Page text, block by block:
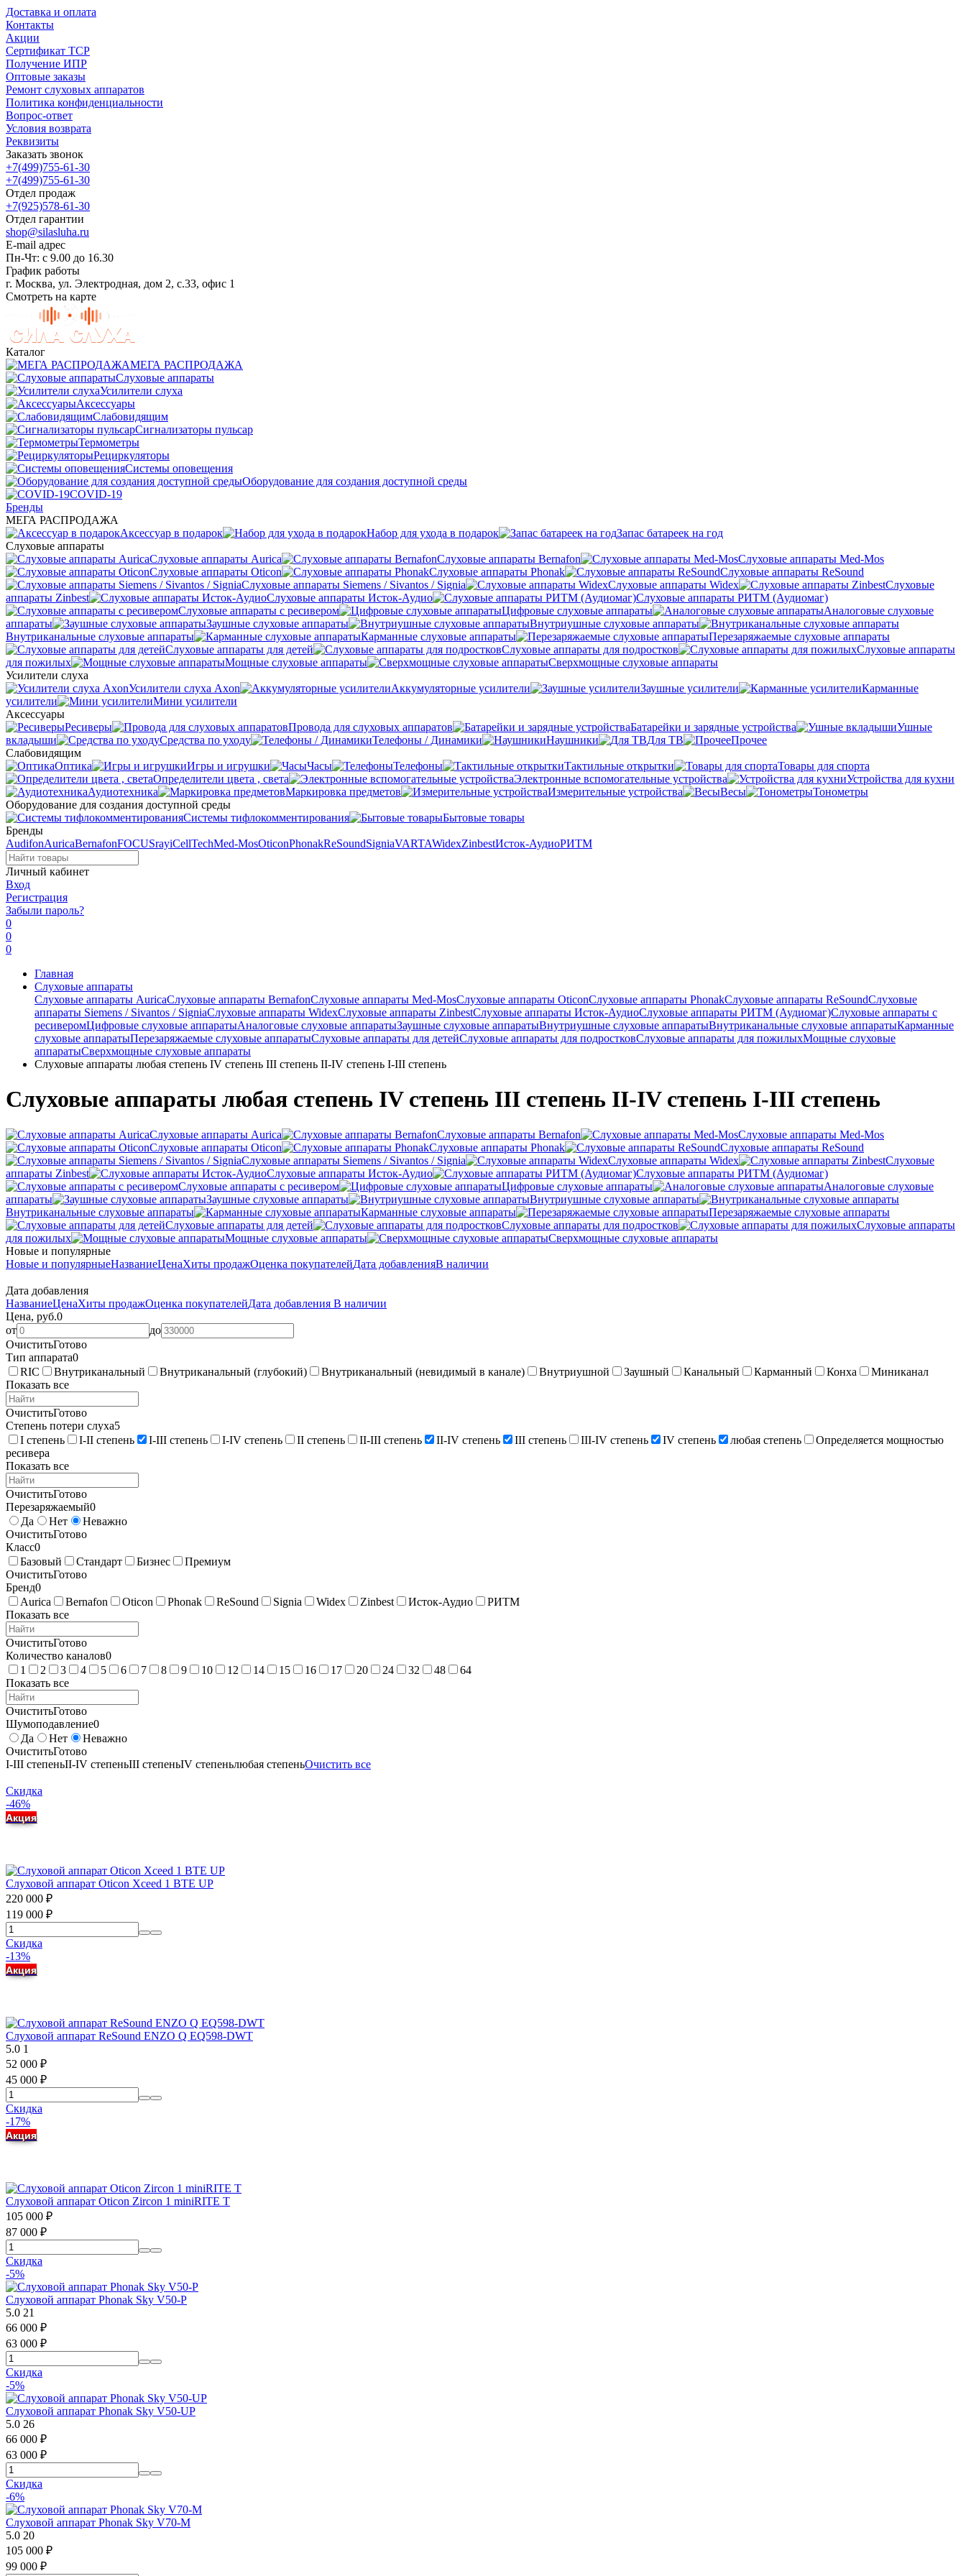
Доставка и оплата
Контакты
Акции
Сертификат ТСР
Получение ИПР
Оптовые заказы
Ремонт слуховых аппаратов
Политика конфиденциальности
Вопрос-ответ
Условия возврата
Реквизиты
Заказать звонок
+7(499)755-61-30
+7(499)755-61-30
Отдел продаж
+7(925)578-61-30
Отдел гарантии
shop@silasluha.ru
E-mail адрес
Пн-Чт: с 9.00 до 16.30
График работы
г. Москва, ул. Электродная, дом 2, с.33, офис 1
Смотреть на карте
Каталог
МЕГА РАСПРОДАЖА
Слуховые аппараты
Усилители слуха
Аксессуары
Слабовидящим
Сигнализаторы пульсар
Термометры
Рециркуляторы
Cистемы оповещения
Оборудование для создания доступной среды
COVID-19
Бренды
МЕГА РАСПРОДАЖА
Аксессуар в подарок
Набор для ухода в подарок
Запас батареек на год
Слуховые аппараты
Слуховые аппараты Aurica
Слуховые аппараты Bernafon
Слуховые аппараты Med-Mos
Слуховые аппараты Oticon
Слуховые аппараты Phonak
Слуховые аппараты ReSound
Слуховые аппараты Siemens / Sivantos / Signia
Слуховые аппараты Widex
Слуховые
аппараты Zinbest
Слуховые аппараты Исток-Аудио
Слуховые аппараты РИТМ (Аудиомаг)
Слуховые аппараты с ресивером
Цифровые слуховые аппараты
Аналоговые слуховые
аппараты
Заушные слуховые аппараты
Внутриушные слуховые аппараты
Внутриканальные слуховые аппараты
Карманные слуховые аппараты
Перезаряжаемые слуховые аппараты
Слуховые аппараты для детей
Слуховые аппараты для подростков
Слуховые аппараты
для пожилых
Мощные слуховые аппараты
Сверхмощные слуховые аппараты
Усилители слуха
Усилители слуха Axon
Аккумуляторные усилители Заушные усилители
Карманные
усилители
Мини усилители
Аксессуары
Ресиверы
Провода для слуховых аппаратов Батарейки и зарядные устройства
Ушные
вкладыши
Средства по уходу Телефоны / Динамики Наушники Для ТВ
Прочее
Слабовидящим
Оптика
Игры и игрушки Часы Телефоны Тактильные открытки
Товары для спорта
Определители цвета , света
Электронные вспомогательные устройства
Устройства для кухни
Аудиотехника
Маркировка предметов Измерительные устройства Весы
Тонометры
Оборудование для создания доступной среды
Системы тифлокомментирования
Бытовые товары
Бренды
AudifonAuricaBernafonFOCUSrayiCellTechMed-MosOticonPhonakReSoundSigniaVARTAWidexZinbestИсток-АудиоРИТМ
Личный кабинет
Вход
Регистрация
Забыли пароль?
0
0
0
Главная
Слуховые аппараты
Слуховые аппараты AuricaСлуховые аппараты BernafonСлуховые аппараты Med-MosСлуховые аппараты OticonСлуховые аппараты PhonakСлуховые аппараты ReSoundСлуховые
аппараты Siemens / Sivantos / SigniaСлуховые аппараты WidexСлуховые аппараты ZinbestСлуховые аппараты Исток-АудиоСлуховые аппараты РИТМ (Аудиомаг)Слуховые аппараты с
ресиверомЦифровые слуховые аппаратыАналоговые слуховые аппаратыЗаушные слуховые аппаратыВнутриушные слуховые аппаратыВнутриканальные слуховые аппаратыКарманные
слуховые аппаратыПерезаряжаемые слуховые аппаратыСлуховые аппараты для детейСлуховые аппараты для подростковСлуховые аппараты для пожилыхМощные слуховые
аппаратыСверхмощные слуховые аппараты
Слуховые аппараты любая степень IV степень III степень II-IV степень I-III степень
Слуховые аппараты любая степень IV степень III степень II-IV степень I-III степень
Слуховые аппараты Aurica Слуховые аппараты Bernafon
Слуховые аппараты Med-Mos
Слуховые аппараты Oticon
Слуховые аппараты Phonak
Слуховые аппараты ReSound
Слуховые аппараты Siemens / Sivantos / Signia
Слуховые аппараты Widex
Слуховые
аппараты Zinbest
Слуховые аппараты Исток-Аудио
Слуховые аппараты РИТМ (Аудиомаг)
Слуховые аппараты с ресивером
Цифровые слуховые аппараты
Аналоговые слуховые
аппараты
Заушные слуховые аппараты
Внутриушные слуховые аппараты
Внутриканальные слуховые аппараты
Карманные слуховые аппараты
Перезаряжаемые слуховые аппараты
Слуховые аппараты для детей
Слуховые аппараты для подростков
Слуховые аппараты
для пожилых
Мощные слуховые аппараты
Сверхмощные слуховые аппараты
Новые и популярные
Новые и популярныеНазваниеЦенаХиты продажОценка покупателейДата добавленияВ наличии
Дата добавления
НазваниеЦенаХиты продажОценка покупателейДата добавления В наличии
Цена, руб.0
от
до
ОчиститьГотово
Тип аппарата0
RIC
Внутриканальный Внутриканальный (глубокий) Внутриканальный (невидимый в канале) Внутриушной Заушный Канальный Карманный Конха
Миниканал
Показать все
ОчиститьГотово
Степень потери слуха5
I степень
I-II степень I-III степень I-IV степень II степень II-III степень II-IV степень III степень III-IV степень IV степень любая степень
Определяется мощностью
ресивера
Показать все
ОчиститьГотово
Перезаряжаемый0
Да
Нет
Неважно
ОчиститьГотово
Класс0
Базовый
Стандарт Бизнес
Премиум
ОчиститьГотово
Бренд0
Aurica
Bernafon Oticon Phonak ReSound Signia Widex Zinbest Исток-Аудио
РИТМ
Показать все
ОчиститьГотово
Количество каналов0
1
2 3 4 5 6 7 8 9 10 12 14 15 16 17 20 24 32 48
64
Показать все
ОчиститьГотово
Шумоподавление0
Да
Нет
Неважно
ОчиститьГотово
I-III степеньII-IV степеньIII степеньIV степеньлюбая степеньОчистить все
Скидка
-46%
Акция
Слуховой аппарат Oticon Xceed 1 BTE UP
220 000 ₽
119 000 ₽
Скидка
-13%
Акция
Слуховой аппарат ReSound ENZO Q EQ598-DWT
5.0 1
52 000 ₽
45 000 ₽
Скидка
-17%
Акция
Слуховой аппарат Oticon Zircon 1 miniRITE T
105 000 ₽
87 000 ₽
Скидка
-5%
Слуховой аппарат Phonak Sky V50-P
5.0 21
66 000 ₽
63 000 ₽
Скидка
-5%
Слуховой аппарат Phonak Sky V50-UP
5.0 26
66 000 ₽
63 000 ₽
Скидка
-6%
Слуховой аппарат Phonak Sky V70-M
5.0 20
105 000 ₽
99 000 ₽